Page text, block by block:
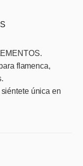
flamenca,
única en